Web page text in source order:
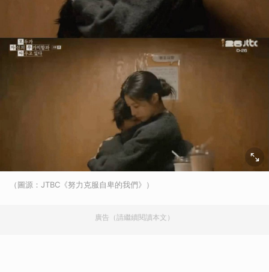
（圖源：JTBC《努力克服自卑的我們》）
廣告（請繼續閱讀本文）